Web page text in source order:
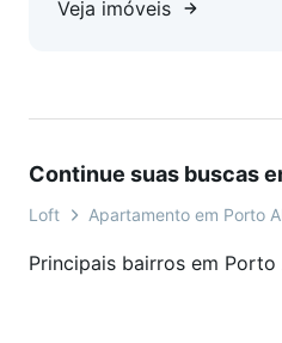
Veja imóveis
Continue suas buscas
Loft Apartamento em Porto